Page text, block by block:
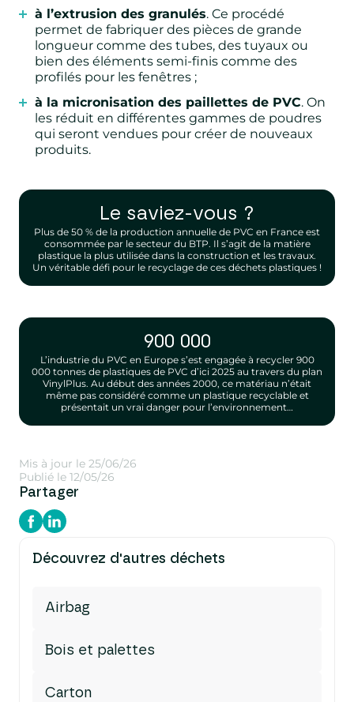
à l’extrusion des granulés. Ce procédé
permet de fabriquer des pièces de grande
longueur comme des tubes, des tuyaux ou
bien des éléments semi-finis comme des
profilés pour les fenêtres ;
à la micronisation des paillettes de PVC. On
les réduit en différentes gammes de poudres
qui seront vendues pour créer de nouveaux
produits.
Le saviez-vous ?
Plus de 50 % de la production annuelle de PVC en France est
consommée par le secteur du BTP. Il s’agit de la matière
plastique la plus utilisée dans la construction et les travaux.
Un véritable défi pour le recyclage de ces déchets plastiques !
900 000
L’industrie du PVC en Europe s’est engagée à recycler 900
000 tonnes de plastiques de PVC d’ici 2025 au travers du plan
VinylPlus. Au début des années 2000, ce matériau n’était
même pas considéré comme un plastique recyclable et
présentait un vrai danger pour l’environnement…
Mis à jour le 25/06/26
Publié le 12/05/26
Partager
Découvrez d'autres déchets
Airbag
Bois et palettes
Carton